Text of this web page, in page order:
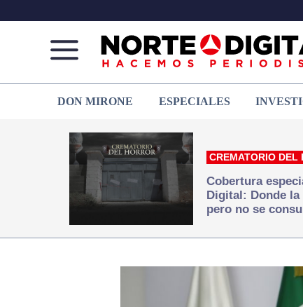
de
Juárez
que
hacemos periodismo
DON MIRONE ESPECIALES
CREMATORIO DEL
Cobertura
Digital: Donde
pero no se